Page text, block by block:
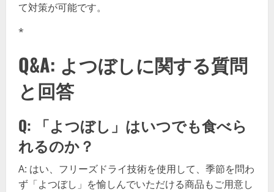
て対策が可能です。
*
Q&A: よつぼしに関する質問
と回答
Q: 「よつぼし」はいつでも食べら
れるのか？
A: はい、フリーズドライ技術を使用して、季節を問わ
ず「よつぼし」を愉しんでいただける商品もご用意し